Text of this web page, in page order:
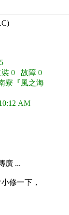
0 故障 0
寮『風之海
AM
廣 ...
修一下，